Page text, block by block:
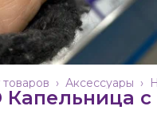
Аксессуары ›
товаров ›
Капельница с